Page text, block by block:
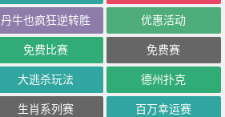
丹牛也疯狂逆转胜 优惠活动
免费比赛 免费赛
大逃杀玩法 德州扑克
生肖系列赛 百万幸运赛